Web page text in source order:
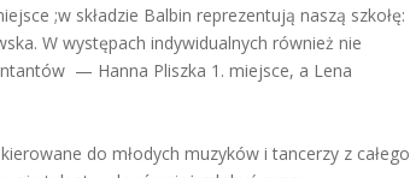
;w składzie Balbin reprezentują naszą szkołę:
W występach indywidualnych również nie
— Hanna Pliszka 1. miejsce, a Lena
do młodych muzyków i tancerzy z całego